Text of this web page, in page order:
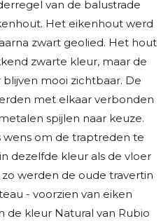
van de balustrade
Het eikenhout werd
zwart geolied. Het hout
zwarte kleur, maar de
mooi zichtbaar. De
met elkaar verbonden
spijlen naar keuze.
wens om de traptreden te
dezelfde kleur als de vloer
werden de oude travertin
- voorzien van eiken
de kleur Natural van Rubio